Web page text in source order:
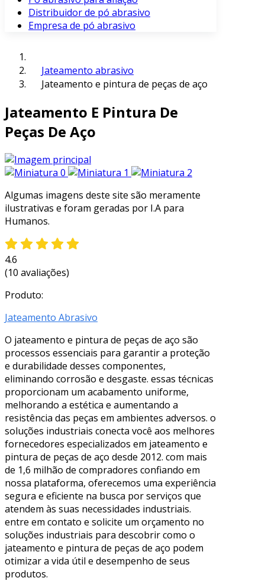
Distribuidor de pó abrasivo
Empresa de pó abrasivo
Jateamento abrasivo
Jateamento e pintura de peças de aço
Jateamento E Pintura De
Peças De Aço
Algumas imagens deste site são meramente
ilustrativas e foram geradas por I.A para
Humanos.
4.6
(10 avaliações)
Produto:
Jateamento Abrasivo
O jateamento e pintura de peças de aço são
processos essenciais para garantir a proteção
e durabilidade desses componentes,
eliminando corrosão e desgaste. essas técnicas
proporcionam um acabamento uniforme,
melhorando a estética e aumentando a
resistência das peças em ambientes adversos. o
soluções industriais conecta você aos melhores
fornecedores especializados em jateamento e
pintura de peças de aço desde 2012. com mais
de 1,6 milhão de compradores confiando em
nossa plataforma, oferecemos uma experiência
segura e eficiente na busca por serviços que
atendem às suas necessidades industriais.
entre em contato e solicite um orçamento no
soluções industriais para descobrir como o
jateamento e pintura de peças de aço podem
otimizar a vida útil e desempenho de seus
produtos.